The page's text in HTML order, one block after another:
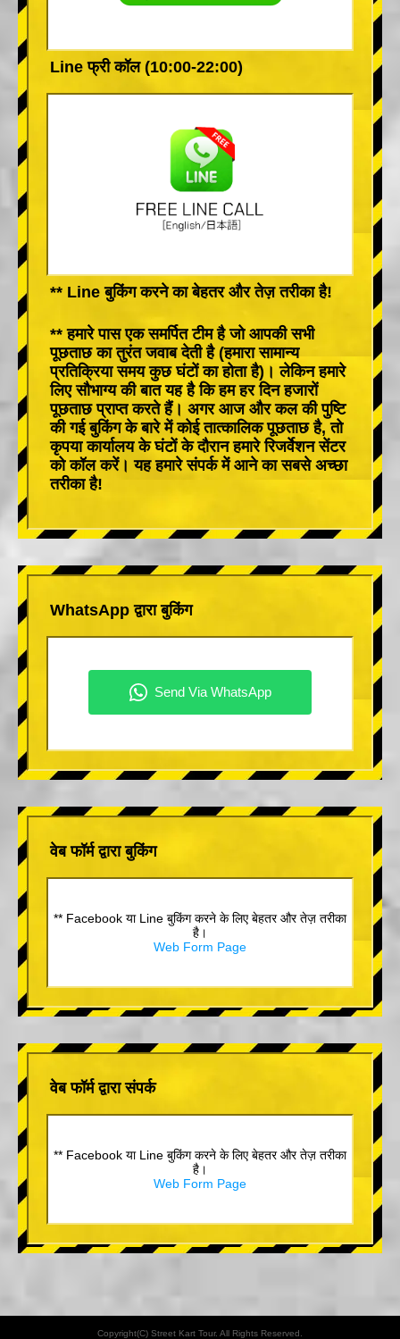
Line फ्री कॉल (10:00-22:00)
** Line बुकिंग करने का बेहतर और तेज़ तरीका है!
** हमारे पास एक समर्पित टीम है जो आपकी सभी
पूछताछ का तुरंत जवाब देती है (हमारा सामान्य
प्रतिक्रिया समय कुछ घंटों का होता है)। लेकिन हमारे
लिए सौभाग्य की बात यह है कि हम हर दिन हजारों
पूछताछ प्राप्त करते हैं। अगर आज और कल की पुष्टि
की गई बुकिंग के बारे में कोई तात्कालिक पूछताछ है, तो
कृपया कार्यालय के घंटों के दौरान हमारे रिजर्वेशन सेंटर
को कॉल करें। यह हमारे संपर्क में आने का सबसे अच्छा
तरीका है!
WhatsApp द्वारा बुकिंग
वेब फॉर्म द्वारा बुकिंग
** Facebook या Line बुकिंग करने के लिए बेहतर और तेज़ तरीका
है।
Web Form Page
वेब फॉर्म द्वारा संपर्क
** Facebook या Line बुकिंग करने के लिए बेहतर और तेज़ तरीका
है।
Web Form Page
Copyright(C) Street Kart Tour. All Rights Reserved.